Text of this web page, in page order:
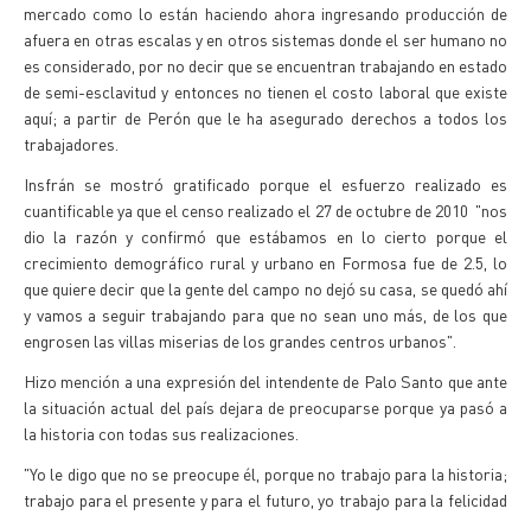
mercado como lo están haciendo ahora ingresando producción de
afuera en otras escalas y en otros sistemas donde el ser humano no
es considerado, por no decir que se encuentran trabajando en estado
de semi-esclavitud y entonces no tienen el costo laboral que existe
aquí; a partir de Perón que le ha asegurado derechos a todos los
trabajadores.
Insfrán se mostró gratificado porque el esfuerzo realizado es
cuantificable ya que el censo realizado el 27 de octubre de 2010 "nos
dio la razón y confirmó que estábamos en lo cierto porque el
crecimiento demográfico rural y urbano en Formosa fue de 2.5, lo
que quiere decir que la gente del campo no dejó su casa, se quedó ahí
y vamos a seguir trabajando para que no sean uno más, de los que
engrosen las villas miserias de los grandes centros urbanos".
Hizo mención a una expresión del intendente de Palo Santo que ante
la situación actual del país dejara de preocuparse porque ya pasó a
la historia con todas sus realizaciones.
"Yo le digo que no se preocupe él, porque no trabajo para la historia;
trabajo para el presente y para el futuro, yo trabajo para la felicidad